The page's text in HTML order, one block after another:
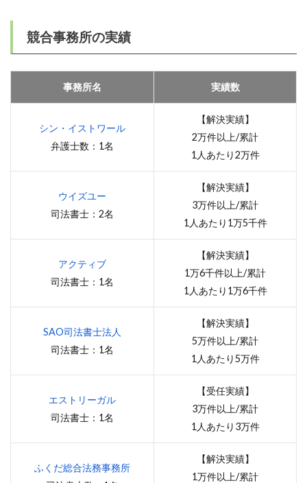
競合事務所の実績
事務所名 実績数
シン・イストワール
弁護士数：1名
【解決実績】
2万件以上/累計
1人あたり2万件
ウイズユー
司法書士：2名
【解決実績】
3万件以上/累計
1人あたり1万5千件
アクティブ
司法書士：1名
【解決実績】
1万6千件以上/累計
1人あたり1万6千件
SAO司法書士法人
司法書士：1名
【解決実績】
5万件以上/累計
1人あたり5万件
エストリーガル
司法書士：1名
【受任実績】
3万件以上/累計
1人あたり3万件
ふくだ総合法務事務所
【解決実績】
1万件以上/累計